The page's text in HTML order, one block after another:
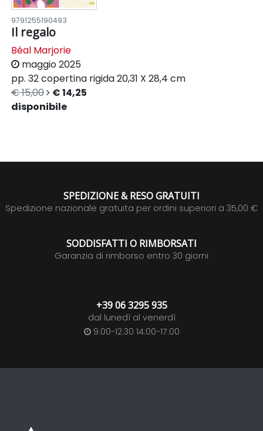
9791255190493
Il regalo
Béal Marjorie
maggio 2025
pp. 32copertina rigida20,31 X 28,4 cm
€ 15,00
€ 14,25
disponibile
SPEDIZIONE & RESO GRATUITI
Spedizione nazionale gratuita per ordini superiori a 35,00 €
SODDISFATTI O RIMBORSATI
Garanzia di rimborso entro 30 giorni
+39 06 3295 935
dal lunedì al venerdì
9:00-12:30 14:00-17:00